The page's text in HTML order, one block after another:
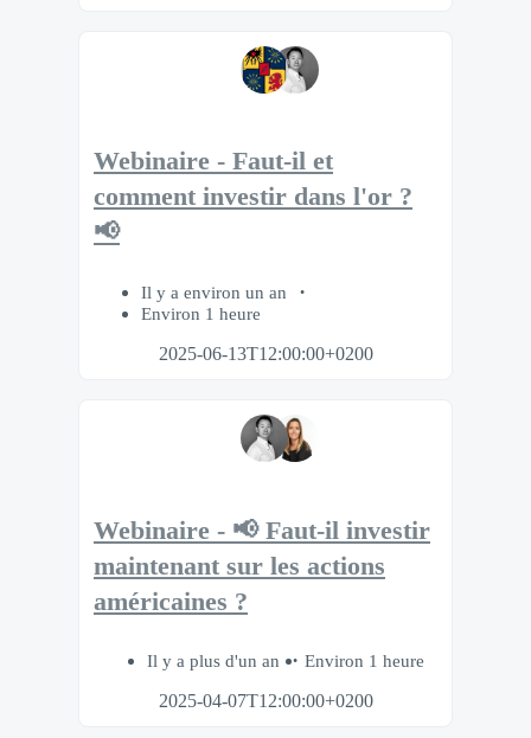
Webinaire - Faut-il et
comment investir dans l'or ?
📢
Il y a environ un an
Environ 1 heure
2025-06-13T12:00:00+0200
Webinaire - 📢 Faut-il investir
maintenant sur les actions
américaines ?
Il y a plus d'un an
Environ 1 heure
2025-04-07T12:00:00+0200